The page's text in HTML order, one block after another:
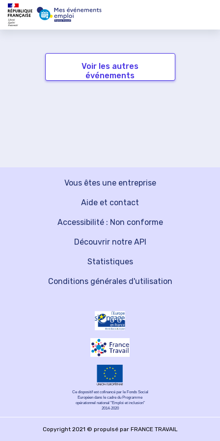
Voir les autres
événements
Vous êtes une entreprise
Découvrir notre API
Aide et contact
Statistiques
Accessibilité : Non conforme
Conditions générales d'utilisation
Ce dispositif est cofinancé par le Fonds Social
Européen dans le cadre du Programme
opérationnel national "Emploi et inclusion"
2014-2020
Copyright 2021 © propulsé par FRANCE TRAVAIL